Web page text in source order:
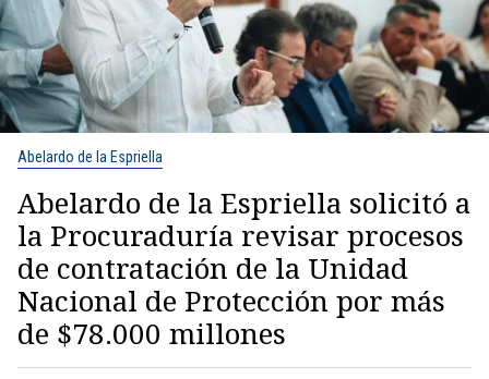
Abelardo de la Espriella
Abelardo de la Espriella solicitó a
la Procuraduría revisar procesos
de contratación de la Unidad
Nacional de Protección por más
de $78.000 millones